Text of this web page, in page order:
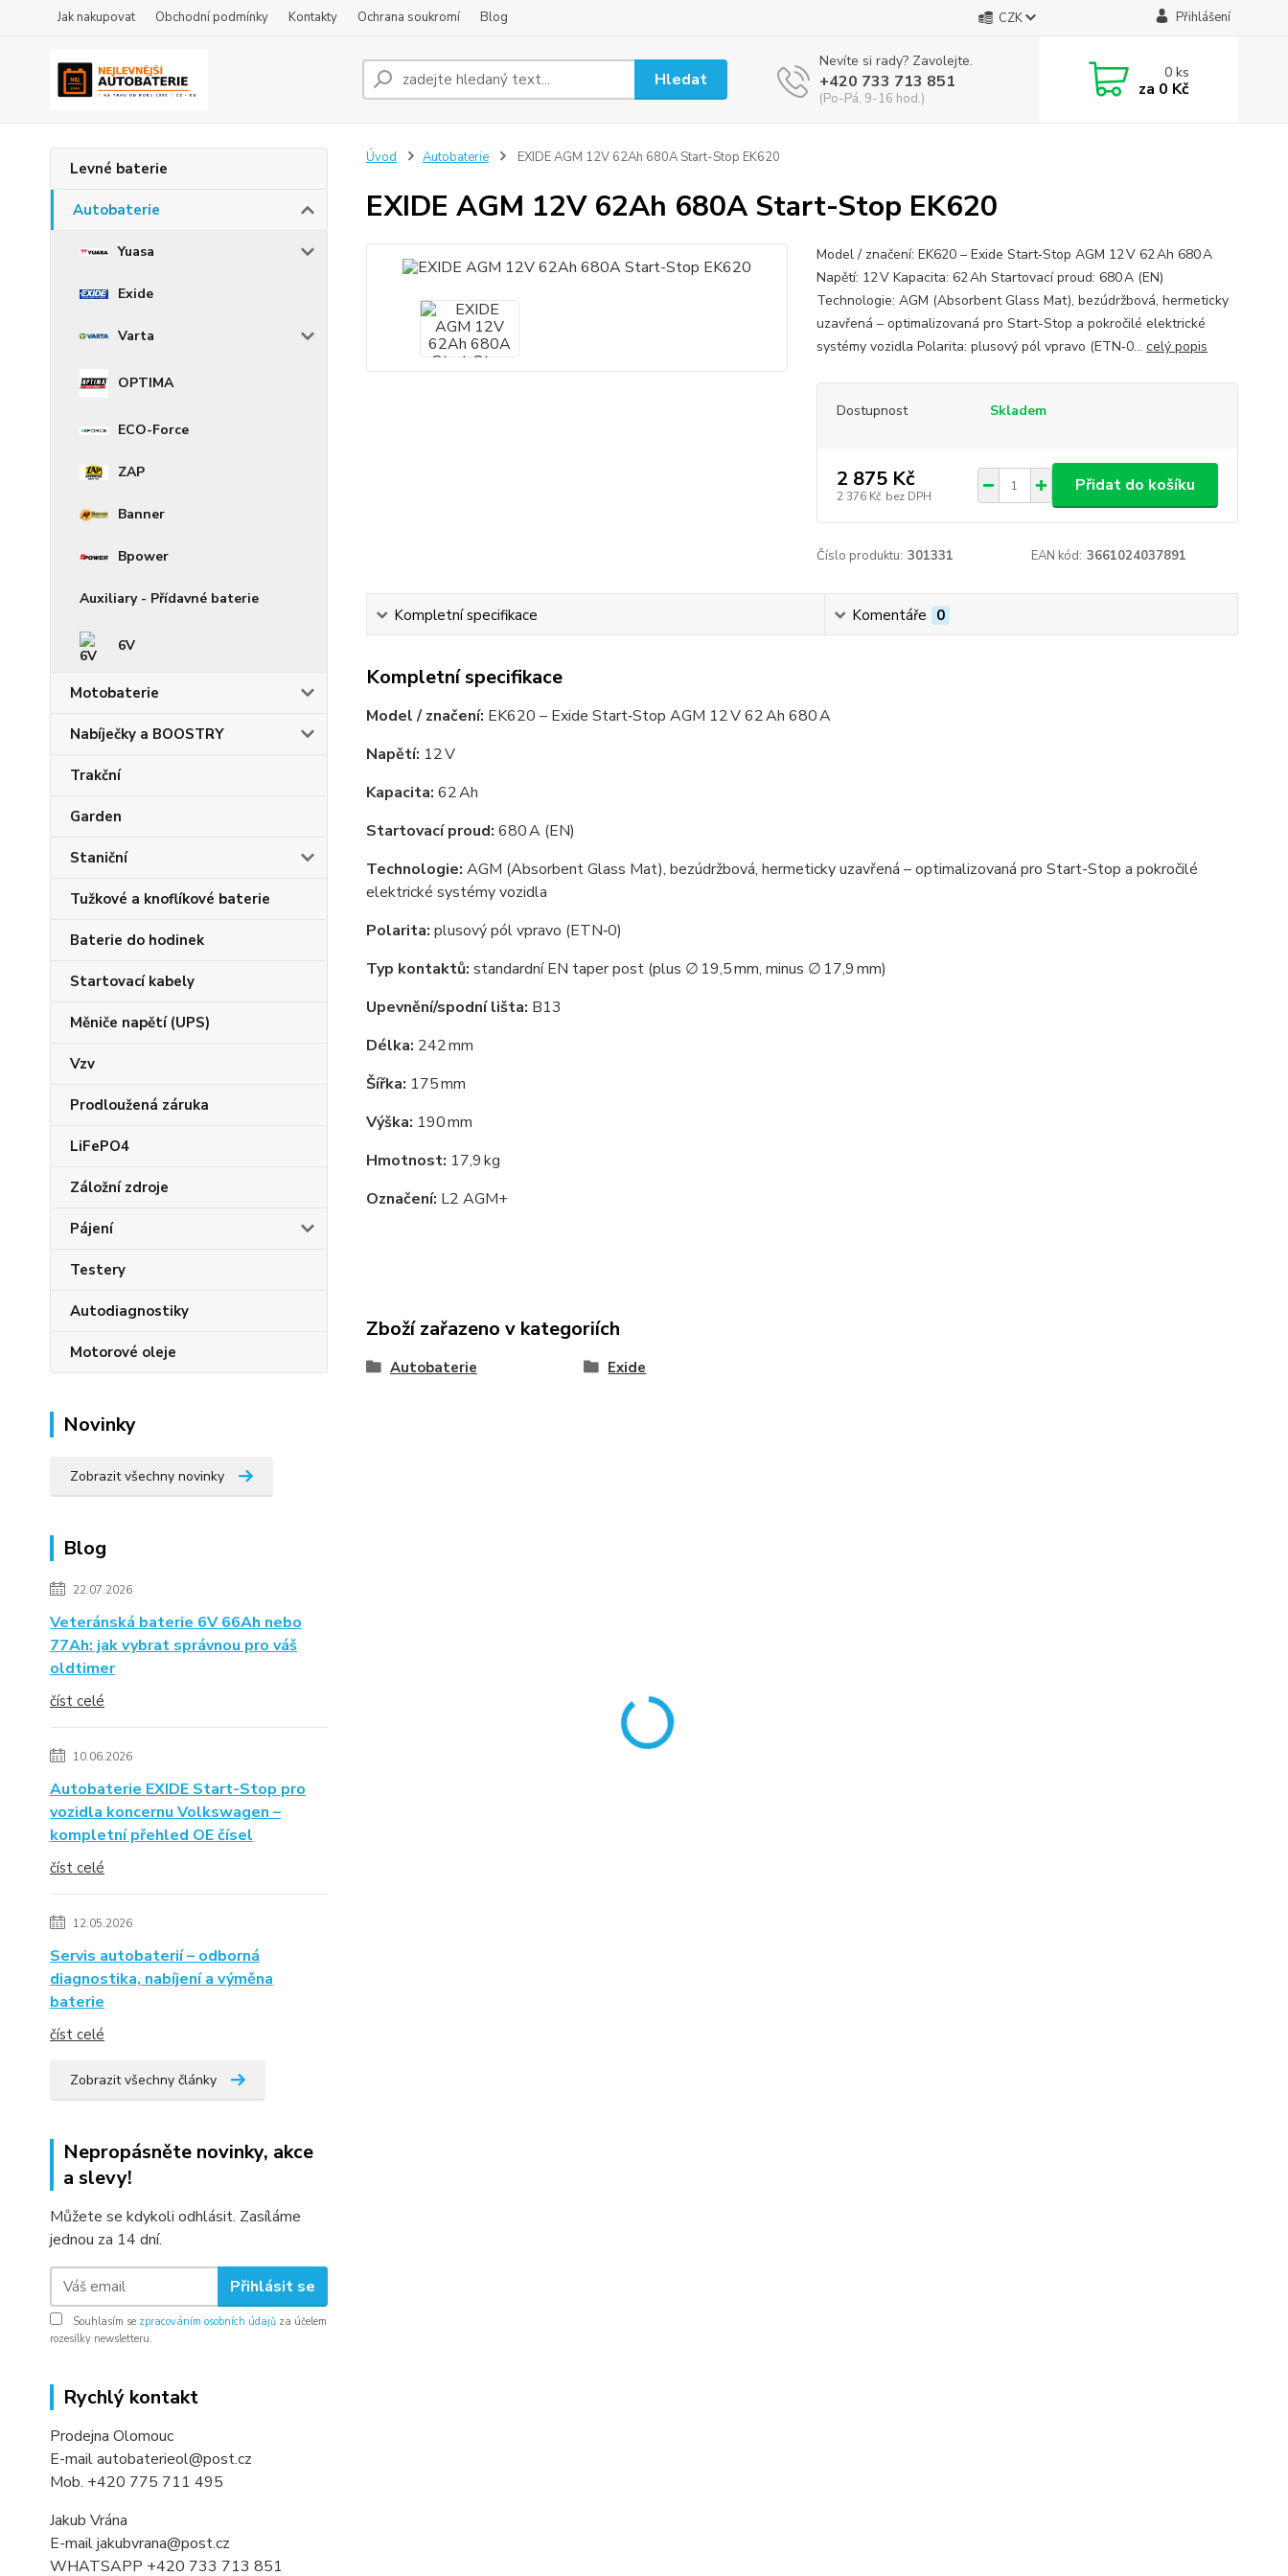
Jak nakupovat Obchodní podmínky Kontakty Ochrana soukromí Blog CZK Přihlášení
Hledat
Nevíte si rady? Zavolejte.
+420 733 713 851
(Po-Pá, 9-16 hod.)
0ks
za 0 Kč
Levné baterie
Autobaterie
Yuasa
Exide
Varta
OPTIMA
ECO-Force
ZAP
Banner
Bpower
Auxiliary - Přídavné baterie
6V
Motobaterie
Nabíječky a BOOSTRY
Trakční
Garden
Staniční
Tužkové a knoflíkové baterie
Baterie do hodinek
Startovací kabely
Měniče napětí (UPS)
Vzv
Prodloužená záruka
LiFePO4
Záložní zdroje
Pájení
Testery
Autodiagnostiky
Motorové oleje
Novinky
Zobrazit všechny novinky
Blog
22.07.2026
Veteránská baterie 6V 66Ah nebo
77Ah: jak vybrat správnou pro váš
oldtimer
číst celé
10.06.2026
Autobaterie EXIDE Start-Stop pro
vozidla koncernu Volkswagen –
kompletní přehled OE čísel
číst celé
12.05.2026
Servis autobaterií – odborná
diagnostika, nabíjení a výměna
baterie
číst celé
Zobrazit všechny články
Nepropásněte novinky, akce
a slevy!
Můžete se kdykoli odhlásit. Zasíláme
jednou za 14 dní.
Přihlásit se
Souhlasím se zpracováním osobních údajů za účelem
rozesílky newsletteru.
Rychlý kontakt
Prodejna Olomouc
E-mail autobaterieol@post.cz
Mob. +420 775 711 495
Jakub Vrána
E-mail jakubvrana@post.cz
WHATSAPP +420 733 713 851
Úvod Autobaterie EXIDE AGM 12V 62Ah 680A Start-Stop EK620
EXIDE AGM 12V 62Ah 680A Start-Stop EK620
Model / značení: EK620 – Exide Start‑Stop AGM 12 V 62 Ah 680 A
Napětí: 12 V Kapacita: 62 Ah Startovací proud: 680 A (EN)
Technologie: AGM (Absorbent Glass Mat), bezúdržbová, hermeticky
uzavřená – optimalizovaná pro Start-Stop a pokročilé elektrické
systémy vozidla Polarita: plusový pól vpravo (ETN‑0... celý popis
Dostupnost Skladem
2 875 Kč
2 376 Kč bez DPH
Přidat do košíku
Číslo produktu: 301331 EAN kód: 3661024037891
Kompletní specifikace Komentáře 0
Kompletní specifikace
Model / značení: EK620 – Exide Start‑Stop AGM 12 V 62 Ah 680 A
Napětí: 12 V
Kapacita: 62 Ah
Startovací proud: 680 A (EN)
Technologie: AGM (Absorbent Glass Mat), bezúdržbová, hermeticky uzavřená – optimalizovaná pro Start-Stop a pokročilé
elektrické systémy vozidla
Polarita: plusový pól vpravo (ETN‑0)
Typ kontaktů: standardní EN taper post (plus ∅ 19,5 mm, minus ∅ 17,9 mm)
Upevnění/spodní lišta: B13
Délka: 242 mm
Šířka: 175 mm
Výška: 190 mm
Hmotnost: 17,9 kg
Označení: L2 AGM+
Zboží zařazeno v kategoriích
Autobaterie Exide